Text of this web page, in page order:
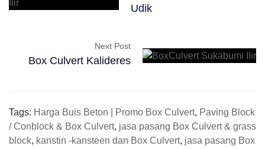
Udik
Next Post
Box Culvert Kalideres
Tags: Harga Buis Beton | Promo Box Culvert, Paving Block
/ Conblock & Box Culvert, jasa pasang Box Culvert & grass
block, kanstin -kansteen dan Box Culvert, jasa pasang Box